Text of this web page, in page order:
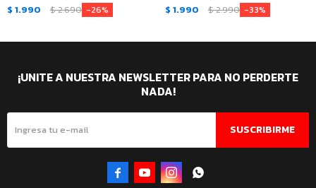
$ 1.990 $2.690 26 $ 1.990 $2.990 33
¡UNITE A NUESTRA NEWSLETTER PARA NO PERDERTE
NADA!
SUSCRIBIRME
   